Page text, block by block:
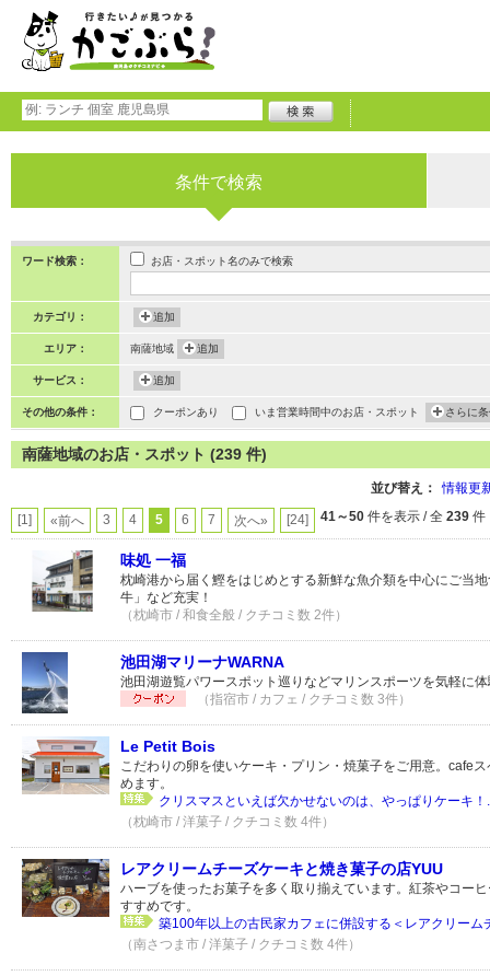
条件で検索
ワード検索： お店・スポット名のみで検索
カテゴリ： 追加
エリア： 南薩地域 追加
サービス： 追加
その他の条件： クーポンあり いま営業時間中のお店・スポット さらに
南薩地域のお店・スポット (239 件)
並び替え： 情報更
[1] «前へ 3 4 5 6 7 次へ» [24] 41～50 件を表示 / 全 239 件
味処 一福
枕崎港から届く鰹をはじめとする新鮮な魚介類を中心にご当
牛」など充実！
（枕崎市 / 和食全般 / クチコミ数 2件）
池田湖マリーナWARNA
池田湖遊覧パワースポット巡りなどマリンスポーツを気軽に
（指宿市 / カフェ / クチコミ数 3件）
Le Petit Bois
こだわりの卵を使いケーキ・プリン・焼菓子をご用意。cafe
めます。
クリスマスといえば欠かせないのは、やっぱりケーキ！
（枕崎市 / 洋菓子 / クチコミ数 4件）
レアクリームチーズケーキと焼き菓子の店YUU
ハーブを使ったお菓子を多く取り揃えています。紅茶やコー
すすめです。
築100年以上の古民家カフェに併設する＜レアクリーム
（南さつま市 / 洋菓子 / クチコミ数 4件）